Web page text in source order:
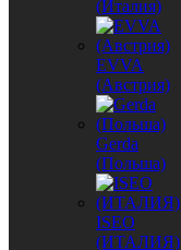
(Италия)
EVVA
(Австрия)
Gerda
(Польша)
ISEO
(ИТАЛИЯ)